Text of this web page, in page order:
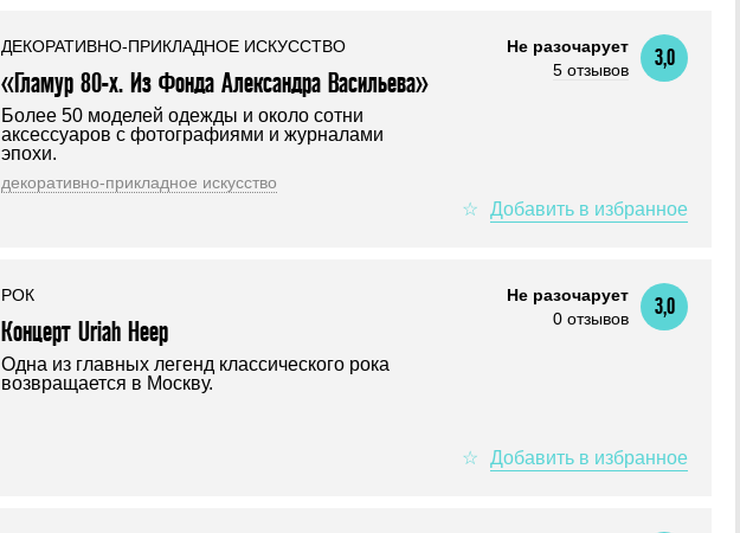
ДЕКОРАТИВНО-ПРИКЛАДНОЕ ИСКУССТВО
«Гламур 80-х. Из Фонда Александра Васильева»
Более 50 моделей одежды и около сотни
аксессуаров с фотографиями и журналами
эпохи.
декоративно-прикладное искусство
Не разочарует
5 отзывов
3,0
РОК
Концерт Uriah Heep
Одна из главных легенд классического рока
возвращается в Москву.
Не разочарует
0 отзывов
3,0